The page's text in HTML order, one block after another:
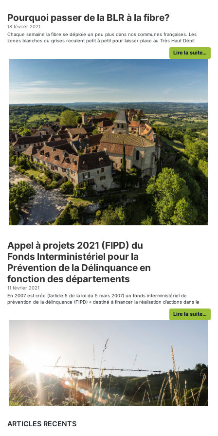
Pourquoi passer de la BLR à la fibre?
18 février 2021
Chaque semaine la fibre se déploie un peu plus dans nos communes françaises. Les
zones blanches ou grises reculent petit à petit pour laisser place au Très Haut Débit
accessible à tous. TELWAN fourni une solution Internet radio qui permet d’apporter du
Haut Débit chez vous. TELWAN est une filiale du Groupe R’LAN. Nous accompagnons les
particuliers, […]...
Lire la suite…
Appel à projets 2021 (FIPD) du
Fonds Interministériel pour la
Prévention de la Délinquance en
fonction des départements
11 février 2021
En 2007 est crée (l’article 5 de la loi du 5 mars 2007) un fonds interministériel de
prévention de la délinquance (FIPD) « destiné à financer la réalisation d’actions dans le
cadre des plans de prévention de la délinquance et dans le cadre de la contractualisation
Lire la suite…
ARTICLES RECENTS